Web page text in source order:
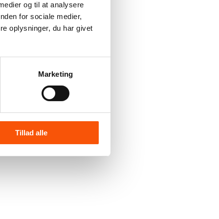
og til at analysere
for sociale medier,
oplysninger, du har givet
Marketing
Tillad alle